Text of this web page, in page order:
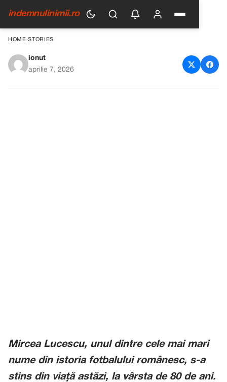
indemnulinimii.ro
HOME›STORIES
S-a stins din viață astăzi,
ionut
aprilie 7, 2026
Mircea Lucescu, unul dintre cele mai mari
nume din istoria fotbalului românesc, s-a
stins din viață astăzi, la vârsta de 80 de ani.